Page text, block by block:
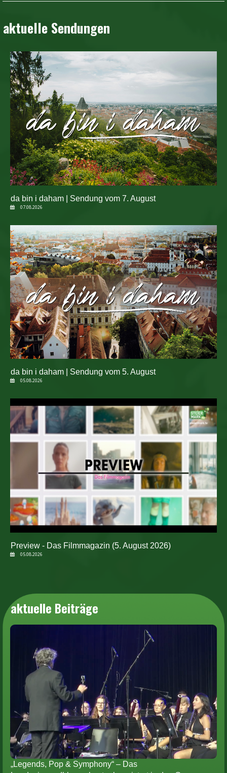
aktuelle Sendungen
da bin i daham | Sendung vom 7. August
07.08.2026
da bin i daham | Sendung vom 5. August
05.08.2026
Preview - Das Filmmagazin (5. August 2026)
05.08.2026
aktuelle Beiträge
„Legends, Pop & Symphony“ – Das